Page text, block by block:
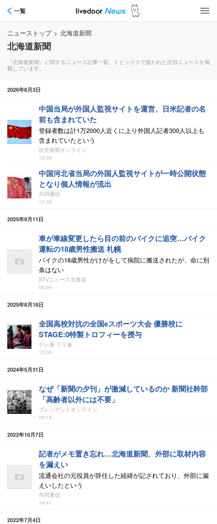
一覧
ニューストップ > 北海道新聞
北海道新聞
『北海道新聞』に関するニュース記事一覧。トピックスで扱われた注目ニュースを掲
載しています。
2026年8月3日
中国当局が外国人監視サイトを運営、日米記者の名
前も含まれていた
登録者数は計1万2000人近くに上り外国人記者300人以上も
含まれていたという
読売新聞オンライン
19:33
中国河北省当局の外国人監視サイトが一時公開状態
となり個人情報が流出
共同通信
12:58
2025年9月11日
車が車線変更したら目の前のバイクに追突…バイク
運転の18歳男性搬送 札幌
バイクの18歳男性がけがをして病院に搬送されたが、命に別
条はない
STVニュース北海道
09:04
2025年8月18日
全国高校対抗の全国eスポーツ大会 優勝校に
STAGE:0特製トロフィーを授与
テレ東 リリ速
13:00
2024年5月31日
なぜ「新聞の夕刊」が激減しているのか 新聞社幹部
「高齢者以外には不要」
プレジデントオンライン
09:15
2022年10月7日
記者がメモ置き忘れ…北海道新聞、外部に取材内容
を漏えい
流通会社の元役員が辞任した経緯が記されており、外部に漏
えいしたという
共同通信
19:41
2022年7月4日